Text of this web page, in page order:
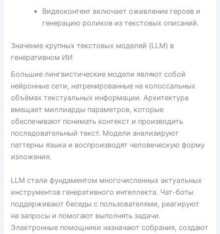
Видеоконтент включает оживление героев и
генерацию роликов из текстовых описаний.
Значение крупных текстовых моделей (LLM) в
генеративном ИИ
Большие лингвистические модели являют собой
нейронные сети, натренированные на колоссальных
объёмах текстуальных информации. Архитектура
вмещает миллиарды параметров, которые
обеспечивают понимать контекст и производить
последовательный текст. Модели анализируют
паттерны языка и воспроизводят человеческую форму
изложения.
LLM стали фундаментом многочисленных актуальных
инструментов генеративного интеллекта. Чат-боты
поддерживают беседы с пользователями, реагируют
на запросы и помогают выполнять задачи.
Электронные помощники назначают собрания, создают